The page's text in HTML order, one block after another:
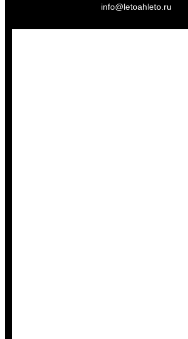
info@letoahleto.ru